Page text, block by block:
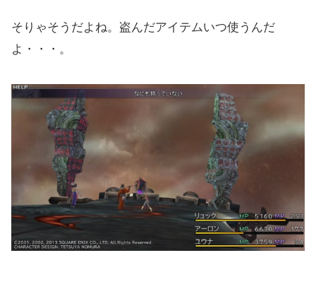
そりゃそうだよね。盗んだアイテムいつ使うんだ
よ・・・。